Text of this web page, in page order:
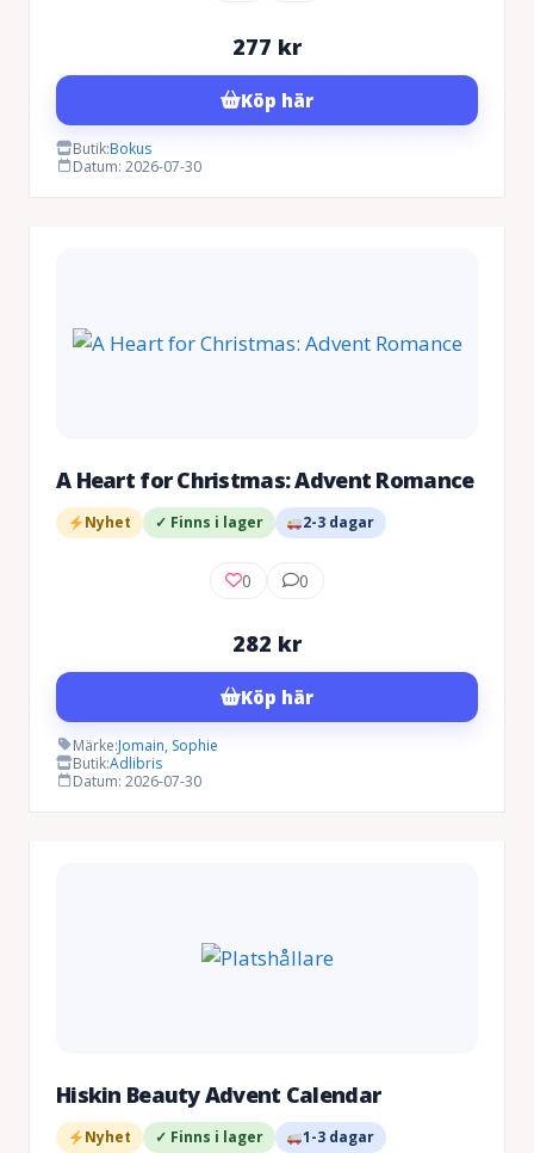
277 kr
Köp här
Butik:Bokus
Datum: 2026-07-30
A Heart for Christmas: Advent Romance
Nyhet ✓ Finns i lager 2-3 dagar
0 0
282 kr
Köp här
Märke:Jomain, Sophie
Butik:Adlibris
Datum: 2026-07-30
Hiskin Beauty Advent Calendar
Nyhet ✓ Finns i lager 1-3 dagar